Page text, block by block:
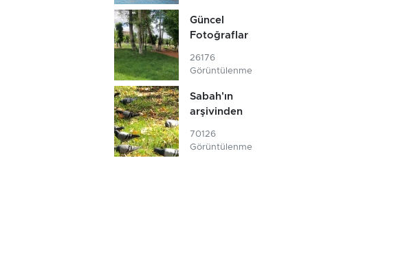
Güncel
Fotoğraflar
26176
Görüntülenme
Sabah'ın
arşivinden
70126
Görüntülenme